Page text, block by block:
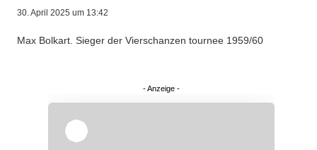
30. April 2025 um 13:42
Max Bolkart. Sieger der Vierschanzen tournee 1959/60